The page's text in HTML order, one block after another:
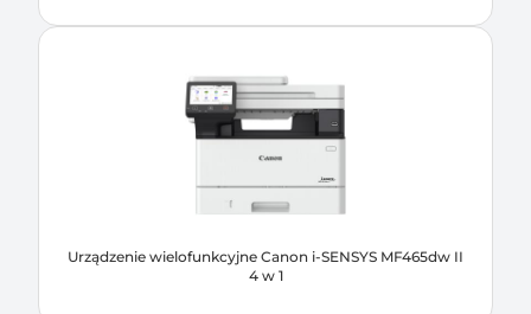
Urządzenie wielofunkcyjne Canon i-SENSYS MF465dw II
4 w 1